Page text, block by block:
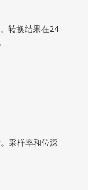
转换结果在24
采样率和位深